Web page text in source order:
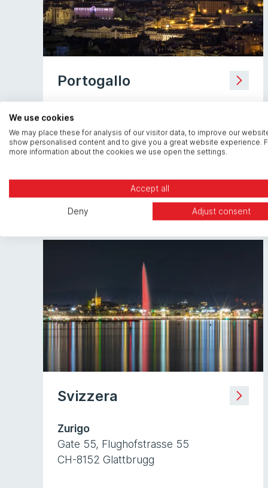
Portogallo
Lisbona
Beato Innovation District,
Rua da Manutenção, 71 - Edifício A,
Svizzera
Zurigo
Gate 55, Flughofstrasse 55
CH-8152 Glattbrugg
We use cookies
We may place these for analysis of our visitor data, to improve our
show personalised content and to give you a great website experience.
more information about the cookies we use open the settings.
Accept all
Deny Adjust consent